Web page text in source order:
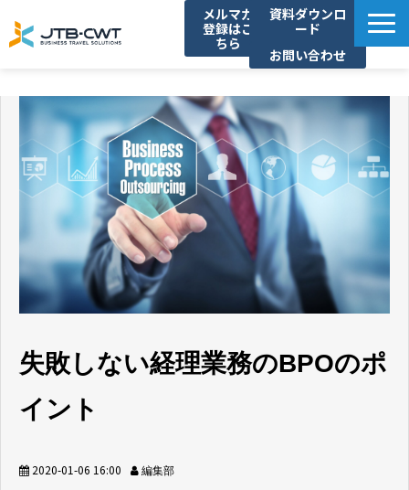
メルマガ
登録はこ
ちら
資料ダウンロ
ード
お問い合わせ
ソリューション紹介
導入事例
セミナー/イベント
コラム
お知らせ
よくあるご質問
失敗しない経理業務のBPOのポ
イント
2020-01-06 16:00 編集部